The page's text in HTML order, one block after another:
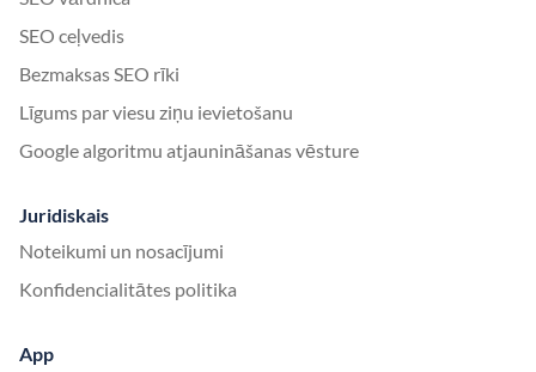
SEO ceļvedis
Bezmaksas SEO rīki
Līgums par viesu ziņu ievietošanu
Google algoritmu atjaunināšanas vēsture
Juridiskais
Noteikumi un nosacījumi
Konfidencialitātes politika
App